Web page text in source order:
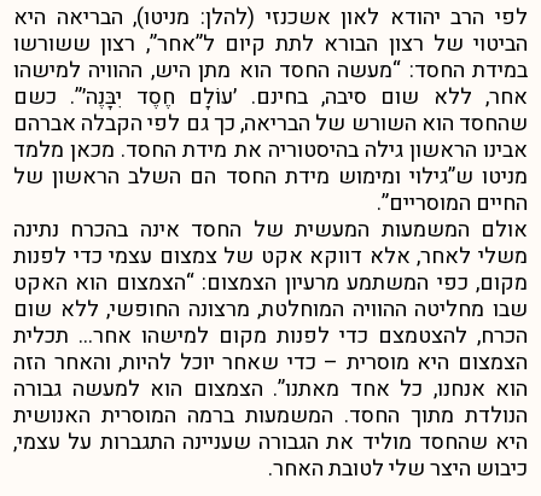
לפי הרב יהודא לאון אשכנזי (להלן: מניטו), הבריאה היא
הביטוי של רצון הבורא לתת קיום ל”אחר”, רצון ששורשו
במידת החסד: “מעשה החסד הוא מתן היש, ההוויה למישהו
אחר, ללא שום סיבה, בחינם. ׳עוֹלָם חֶסֶד יִבָּנֶה׳”. כשם
שהחסד הוא השורש של הבריאה, כך גם לפי הקבלה אברהם
אבינו הראשון גילה בהיסטוריה את מידת החסד. מכאן מלמד
מניטו ש”גילוי ומימוש מידת החסד הם השלב הראשון של
החיים המוסריים”.
אולם המשמעות המעשית של החסד אינה בהכרח נתינה
משלי לאחר, אלא דווקא אקט של צמצום עצמי כדי לפנות
מקום, כפי המשתמע מרעיון הצמצום: “הצמצום הוא האקט
שבו מחליטה ההוויה המוחלטת, מרצונה החופשי, ללא שום
הכרח, להצטמצם כדי לפנות מקום למישהו אחר… תכלית
הצמצום היא מוסרית – כדי שאחר יוכל להיות, והאחר הזה
הוא אנחנו, כל אחד מאתנו”. הצמצום הוא למעשה גבורה
הנולדת מתוך החסד. המשמעות ברמה המוסרית האנושית
היא שהחסד מוליד את הגבורה שעניינה התגברות על עצמי,
כיבוש היצר שלי לטובת האחר.